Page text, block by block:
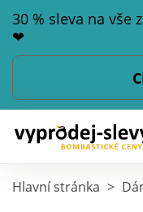
30 % sleva na vše
❤
Hlavní stránka >